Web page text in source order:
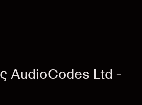
AudioCodes Ltd -